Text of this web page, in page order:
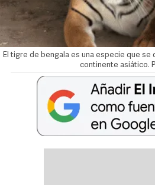
El tigre de bengala es una especie que se
continente asiático.